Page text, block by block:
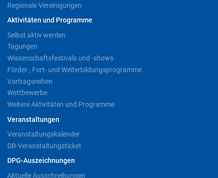
Regionale Vereinigungen
Aktivitäten und Programme
Selbst aktiv werden
Tagungen
Wissenschaftsfestivals und -shows
Förder-, Fort- und Weiterbildungsprogramme
Vortragsreihen
Wettbewerbe
Weitere Aktivitäten und Programme
Veranstaltungen
Veranstaltungskalender
DB-Veranstaltungsticket
DPG-Auszeichnungen
Aktuelle Ausschreibungen